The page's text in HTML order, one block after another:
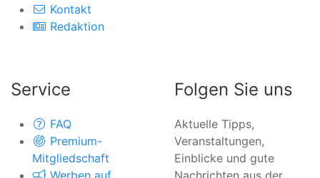
Kontakt
Redaktion
Service
FAQ
Premium-
Mitgliedschaft
Werben auf
Folgen Sie uns
Aktuelle Tipps,
Veranstaltungen,
Einblicke und gute
Nachrichten aus der